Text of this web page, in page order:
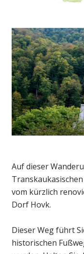
Auf dieser
vom kürzlich
Dorf Hovk.
Dieser Weg führt
historischen